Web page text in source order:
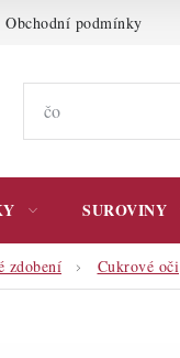
Obchodní podmínky
SUROVINY
zdobení Cukrové oči